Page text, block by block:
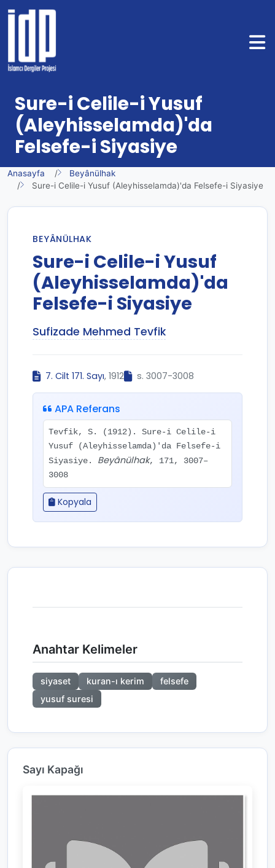
Sure-i Celile-i Yusuf
(Aleyhisselamda)'da
Felsefe-i Siyasiye
Anasayfa
Beyânülhak
Sure-i Celile-i Yusuf (Aleyhisselamda)'da Felsefe-i Siyasiye
BEYÂNÜLHAK
Sure-i Celile-i Yusuf
(Aleyhisselamda)'da
Felsefe-i Siyasiye
Sufizade Mehmed Tevfik
7. Cilt 171. Sayı, 1912 s. 3007-3008
APA Referans
Tevfik, S. (1912). Sure-i Celile-i
Yusuf (Aleyhisselamda)'da Felsefe-i
Siyasiye. Beyânülhak, 171, 3007–
3008
Kopyala
Anahtar Kelimeler
siyaset kuran-ı kerim
felsefe
yusuf suresi
Sayı Kapağı